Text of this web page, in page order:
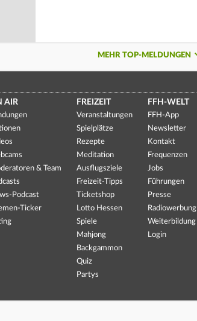
MEHR TOP-MELDUNGEN
AIR
& Team
Podcast
Ticker
FREIZEIT
Veranstaltungen
Spielplätze
Rezepte
Meditation
Ausflugsziele
Freizeit-Tipps
Ticketshop
Lotto Hessen
Spiele
Mahjong
Backgammon
Quiz
Partys
FFH-WELT
FFH-App
Newsletter
Kontakt
Frequenzen
Jobs
Führungen
Presse
Radiowerbung
Weiterbildung
Login